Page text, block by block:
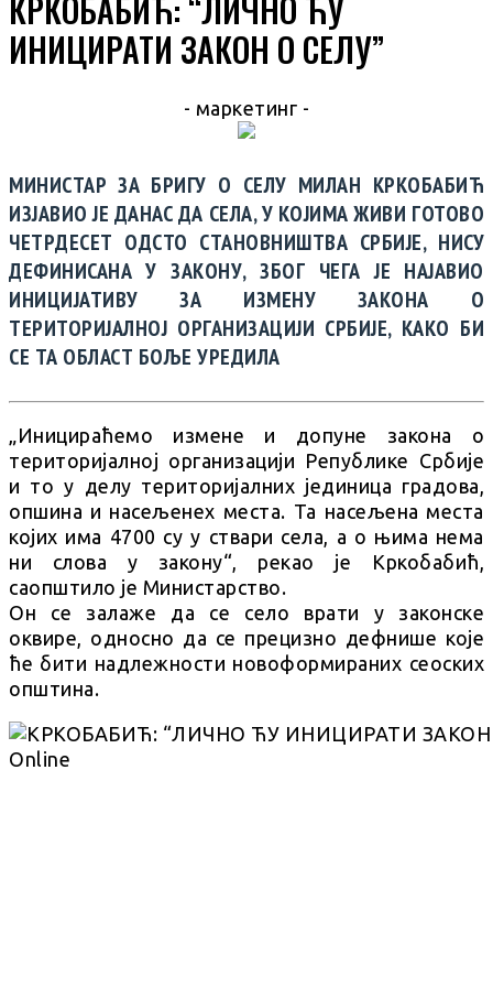
ИНИЦИРАТИ ЗАКОН О СЕЛУ”
- маркетинг -
МИНИСТАР ЗА БРИГУ О СЕЛУ МИЛАН КРКОБАБИЋ
ИЗЈАВИО ЈЕ ДАНАС ДА СЕЛА, У КОЈИМА ЖИВИ ГОТОВО
ЧЕТРДЕСЕТ ОДСТО СТАНОВНИШТВА СРБИЈЕ, НИСУ
ДЕФИНИСАНА У ЗАКОНУ, ЗБОГ ЧЕГА ЈЕ НАЈАВИО
ИНИЦИЈАТИВУ ЗА ИЗМЕНУ ЗАКОНА О
ТЕРИТОРИЈАЛНОЈ ОРГАНИЗАЦИЈИ СРБИЈЕ, КАКО БИ
СЕ ТА ОБЛАСТ БОЉЕ УРЕДИЛА
„Иницираћемо измене и допуне закона о
територијалној организацији Републике Србије
и то у делу територијалних јединица градова,
опшина и насељенех места. Та насељена места
којих има 4700 су у ствари села, а о њима нема
ни слова у закону“, рекао је Кркобабић,
саопштило је Министарство.
Он се залаже да се село врати у законске
оквире, односно да се прецизно дефнише које
ће бити надлежности новоформираних сеоских
општина.